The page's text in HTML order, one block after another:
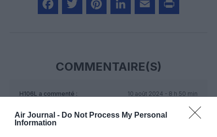
Air Journal - Do Not Process My Personal
Information
COMMENTAIRE(S)
H106L a commenté :
10 août 2024 - 8 h 50 min
Dans quel monde étrange vivons nous ? Désormais il faut la
décision d’un tribunal pour que certains soient obligés de
respecter la loi ?